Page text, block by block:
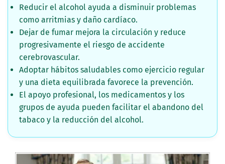
Reducir el alcohol ayuda a disminuir problemas
como arritmias y daño cardíaco.
Dejar de fumar mejora la circulación y reduce
progresivamente el riesgo de accidente
cerebrovascular.
Adoptar hábitos saludables como ejercicio regular
y una dieta equilibrada favorece la prevención.
El apoyo profesional, los medicamentos y los
grupos de ayuda pueden facilitar el abandono del
tabaco y la reducción del alcohol.